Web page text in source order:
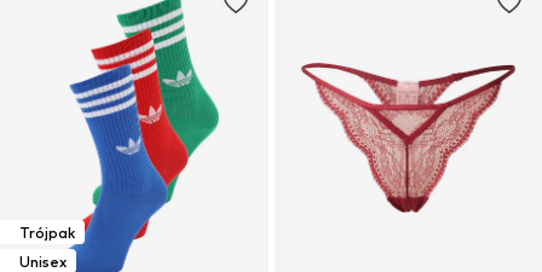
Trójpak
Unisex